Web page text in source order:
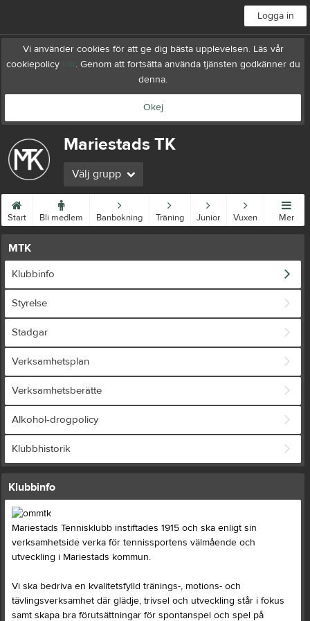
Logga in
Vi använder cookies för att ge dig bästa upplevelsen. Läs vår
cookiepolicy
. Genom att fortsätta använda tjänsten godkänner du
denna.
Okej
Mariestads TK
Välj grupp
Start Bli medlem Banbokning Träning Junior Vuxen Mer
MTK
Klubbinfo
Styrelse
Stadgar
Verksamhetsplan
Verksamhetsberätte
Alkohol-drogpolicy
Klubbhistorik
Klubbinfo
Mariestads Tennisklubb instiftades 1915 och ska enligt sin
verksamhetsidé verka för tennissportens välmående och
utveckling i Mariestads kommun.
Vi ska bedriva en kvalitetsfylld tränings-, motions- och
tävlingsverksamhet där glädje, trivsel och utveckling står i fokus
samt skapa bra förutsättningar för spontanspel och spel på